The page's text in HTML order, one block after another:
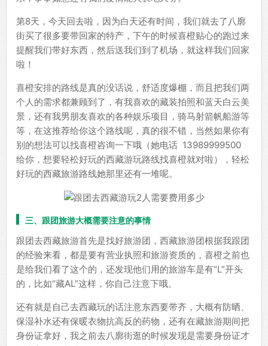
第8天，今天回去啦，因为白天还有时间，我们就去了八廓
街买了很多要带回家的特产，下午的时候喜橙贴心的跑过来
提醒我们带好东西，然后送我们到了机场，就这样我们回家
啦！
喜橙安排的路线是真的没话说，舒适度爆棚，而且把我们两
个人的需求都兼顾到了，有我喜欢的藏装拍照和蓝天白云美
景，还有我男朋友喜欢的各种娱乐项目，骑马射箭帆船游等
等，在这推荐给你这个路线呢，真的很不错，当然如果你有
别的想法可以找喜橙咨询一下哦（她电话 13989999500
给你，想要轻松好玩的西藏游玩路线找喜橙就对啦），轻松
好玩的西藏旅游路线她那里还有一堆呢。
三、跟团旅游大概需要注意的事情
跟团去西藏旅游首先是找好旅游团，西藏旅游团根据我跟团
的经验来看，都是要有营业执照和旅游资质的，喜橙之前也
是给我们看了这个的，还发现他们用的旅游车是有“L”开头
的，比如“藏AL”这样，你自己注意下哦。
还有就是自己去西藏玩的话注意东西要带齐，大概有防晒、
保湿补水还有保暖衣物抗高反的药物，还有在藏旅游期间把
身份证拿好，我之前去八廓街逛的时候发现是需要身份证才